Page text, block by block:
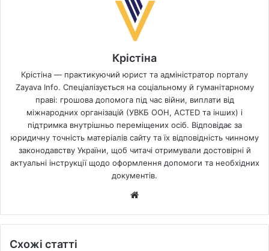
Крістіна
Крістіна — практикуючий юрист та адміністратор порталу
Zayava Info. Спеціалізується на соціальному й гуманітарному
праві: грошова допомога під час війни, виплати від
міжнародних організацій (УВКБ ООН, ACTED та інших) і
підтримка внутрішньо переміщених осіб. Відповідає за
юридичну точність матеріалів сайту та їх відповідність чинному
законодавству України, щоб читачі отримували достовірні й
актуальні інструкції щодо оформлення допомоги та необхідних
документів.
Схожі статті